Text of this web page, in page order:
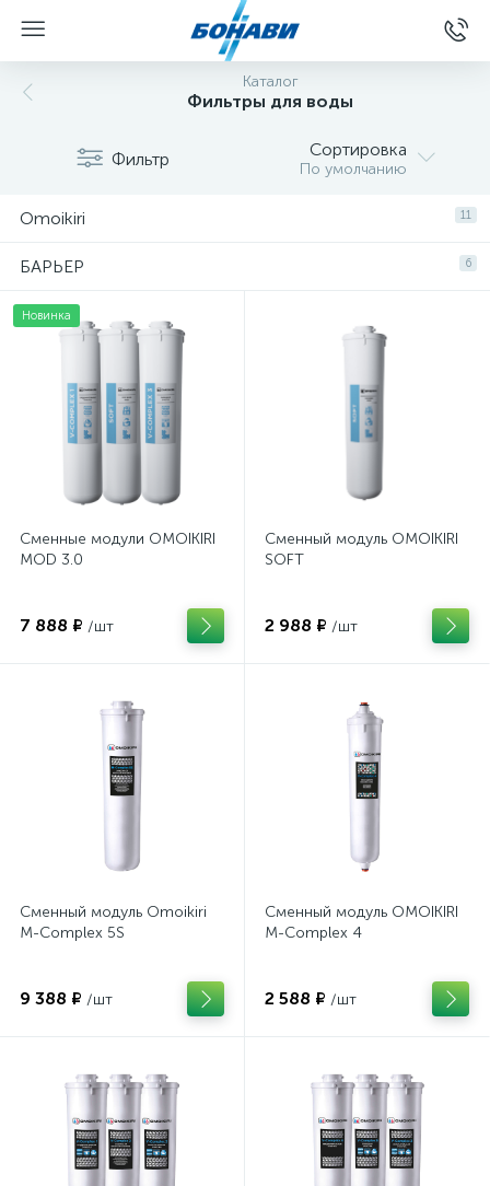
Каталог
Фильтры для воды
Фильтр Сортировка
По умолчанию
11
Omoikiri
6
БАРЬЕР
Новинка
Сменные модули OMOIKIRI
MOD 3.0
7 888 ₽ /шт
Сменный модуль OMOIKIRI
SOFT
2 988 ₽ /шт
Сменный модуль Omoikiri
M-Complex 5S
9 388 ₽ /шт
Сменный модуль OMOIKIRI
M-Complex 4
2 588 ₽ /шт